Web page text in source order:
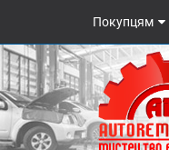
Покупцям